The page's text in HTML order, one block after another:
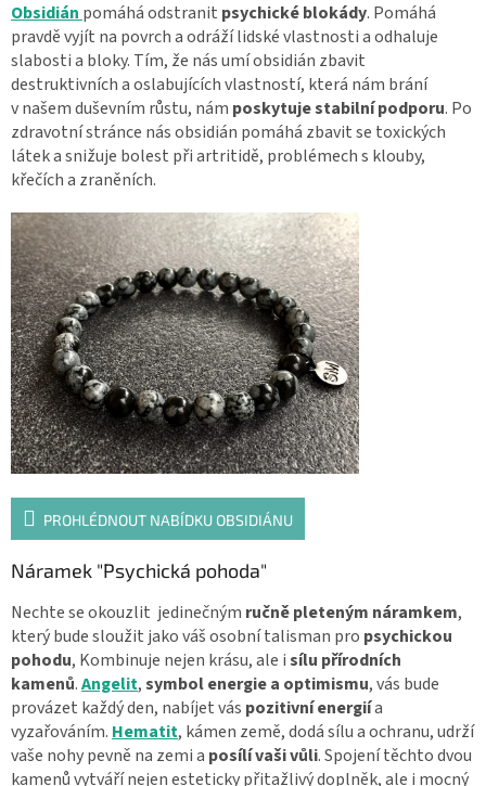
Obsidián pomáhá odstranit psychické blokády. Pomáhá
pravdě vyjít na povrch a odráží lidské vlastnosti a odhaluje
slabosti a bloky. Tím, že nás umí obsidián zbavit
destruktivních a oslabujících vlastností, která nám brání
v našem duševním růstu, nám poskytuje stabilní podporu. Po
zdravotní stránce nás obsidián pomáhá zbavit se toxických
látek a snižuje bolest při artritidě, problémech s klouby,
křečích a zraněních.
PROHLÉDNOUT NABÍDKU OBSIDIÁNU
Náramek "Psychická pohoda"
Nechte se okouzlit jedinečným ručně pleteným náramkem,
který bude sloužit jako váš osobní talisman pro psychickou
pohodu, Kombinuje nejen krásu, ale isílu přírodních
kamenů.Angelit,symbol energie a optimismu, vás bude
provázet každý den, nabíjet vás pozitivní energiía
vyzařováním. Hematit, kámen země, dodá sílu a ochranu, udrží
vaše nohy pevně na zemi a posílí vaši vůli. Spojení těchto dvou
kamenů vytváří nejen esteticky přitažlivý doplněk, ale i mocný